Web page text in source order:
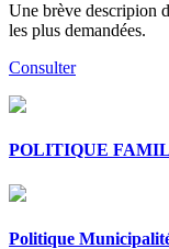
Une brève descripion
les plus demandées.
Consulter
POLITIQUE
Politique